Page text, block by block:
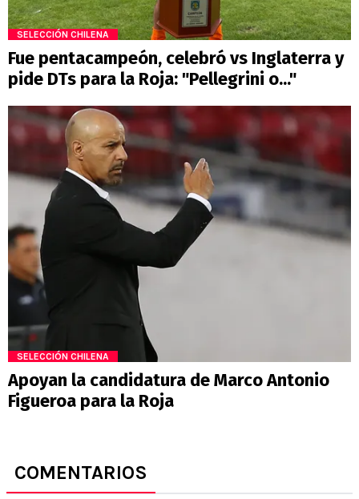
SELECCIÓN CHILENA
Fue pentacampeón, celebró vs Inglaterra y
pide DTs para la Roja: "Pellegrini o..."
SELECCIÓN CHILENA
Apoyan la candidatura de Marco Antonio
Figueroa para la Roja
COMENTARIOS